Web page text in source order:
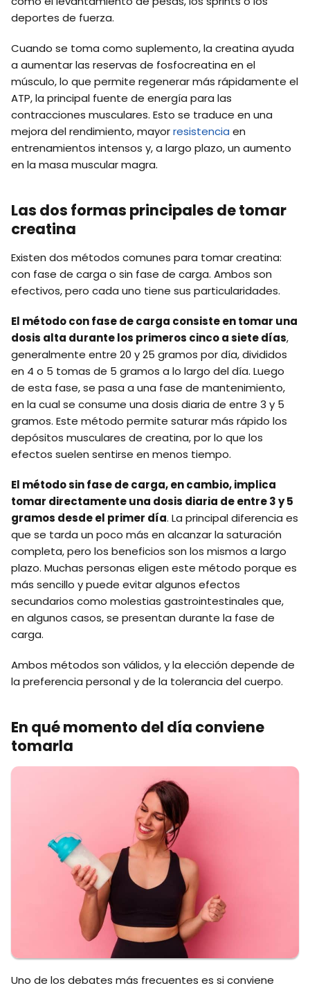
deportes de fuerza.
Cuando se toma como suplemento, la creatina ayuda
a aumentar las reservas de fosfocreatina en el
músculo, lo que permite regenerar más rápidamente el
ATP, la principal fuente de energía para las
contracciones musculares. Esto se traduce en una
mejora del rendimiento, mayorresistencia en
entrenamientos intensos y, a largo plazo, un aumento
en la masa muscular magra.
Las dos formas principales de tomar
creatina
Existen dos métodos comunes para tomar creatina:
con fase de carga o sin fase de carga. Ambos son
efectivos, pero cada uno tiene sus particularidades.
El método con fase de carga consiste en tomar una
dosis alta durante los primeros cinco a siete días,
generalmente entre 20 y 25 gramos por día, divididos
en 4 o 5 tomas de 5 gramos a lo largo del día. Luego
de esta fase, se pasa a una fase de mantenimiento,
en la cual se consume una dosis diaria de entre 3 y 5
gramos. Este método permite saturar más rápido los
depósitos musculares de creatina, por lo que los
efectos suelen sentirse en menos tiempo.
El método sin fase de carga, en cambio, implica
tomar directamente una dosis diaria de entre 3 y 5
gramos desde el primer día. La principal diferencia es
que se tarda un poco más en alcanzar la saturación
completa, pero los beneficios son los mismos a largo
plazo. Muchas personas eligen este método porque es
más sencillo y puede evitar algunos efectos
secundarios como molestias gastrointestinales que,
en algunos casos, se presentan durante la fase de
carga.
Ambos métodos son válidos, y la elección depende de
la preferencia personal y de la tolerancia del cuerpo.
En qué momento del día conviene
tomarla
Uno de los debates más frecuentes es si conviene